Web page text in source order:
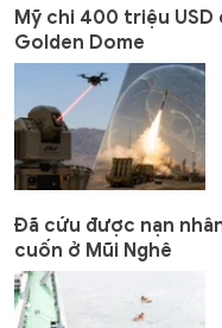
Mỹ chi 400 triệu
Golden Dome
Đã cứu được nạn
cuốn ở Mũi Nghê